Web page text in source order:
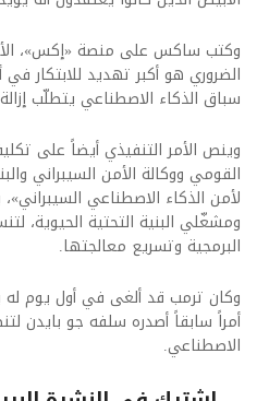
وكتب ساكس على منصة «إكس»،
الضروري هو أكبر تهديد للابتكار
سباق الذكاء الاصطناعي يتطلّب
وينص الأمر التنفيذي أيضاً على
القومي ووكالة الأمن السيبراني
لأمن الذكاء الاصطناعي
ومشغّلي البنية التحتية الحيوية،
البرمجية وتسريع معالجتها.
وكان ترمب قد ألغى في أول يوم له
أمراً سابقاً أصدره سلفه جو بايدن
الاصطناعي.